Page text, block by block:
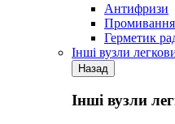
Антифризи
Промивання
Герметик
Iнші вузли
Назад
Iнші вузли